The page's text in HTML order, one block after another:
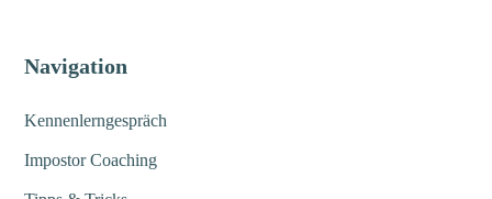
Navigation
Kennenlerngespräch
Impostor Coaching